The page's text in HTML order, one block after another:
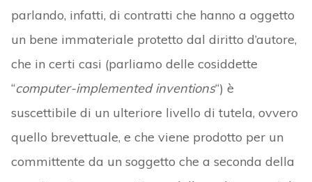
parlando, infatti, di contratti che hanno a oggetto
un bene immateriale protetto dal diritto d’autore,
che in certi casi (parliamo delle cosiddette
“computer-implemented inventions“) è
suscettibile di un ulteriore livello di tutela, ovvero
quello brevettuale, e che viene prodotto per un
committente da un soggetto che a seconda della